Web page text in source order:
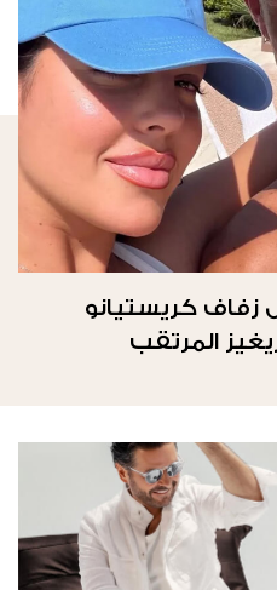
كريستيانو
المرتقب